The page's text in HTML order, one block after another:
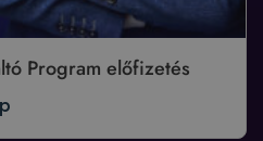
Program előfizetés